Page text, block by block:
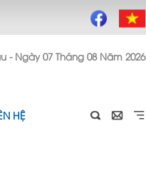
- Ngày 07 Tháng 08 Năm 2026
HỆ